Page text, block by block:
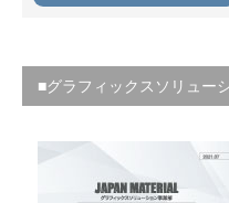
■グラフィックスソリュー